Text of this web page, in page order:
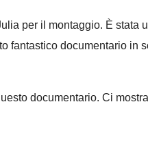
per il montaggio. È stata
fantastico documentario in
documentario. Ci